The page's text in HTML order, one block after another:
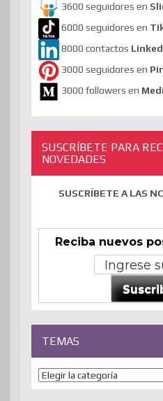
3600 seguidores en
6000 seguidores en
8000 contactos
3000 seguidores en
3000 followers en
SUSCRÍBETE PARA
NOVEDADES
SUSCRÍBETE A LAS
Reciba nuevos
TEMAS
Temas